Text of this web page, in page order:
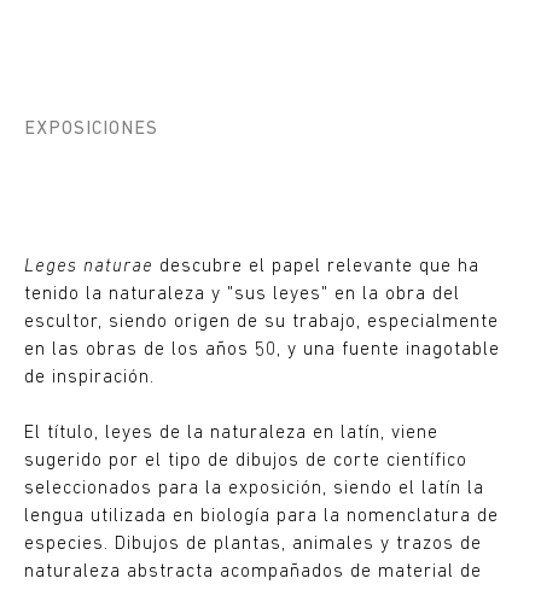
EXPOSICIONES
Leges naturae descubre el papel relevante que ha
tenido la naturaleza y "sus leyes" en la obra del
escultor, siendo origen de su trabajo, especialmente
en las obras de los años 50, y una fuente inagotable
de inspiración.
El título, leyes de la naturaleza en latín, viene
sugerido por el tipo de dibujos de corte científico
seleccionados para la exposición, siendo el latín la
lengua utilizada en biología para la nomenclatura de
especies. Dibujos de plantas, animales y trazos de
naturaleza abstracta acompañados de material de